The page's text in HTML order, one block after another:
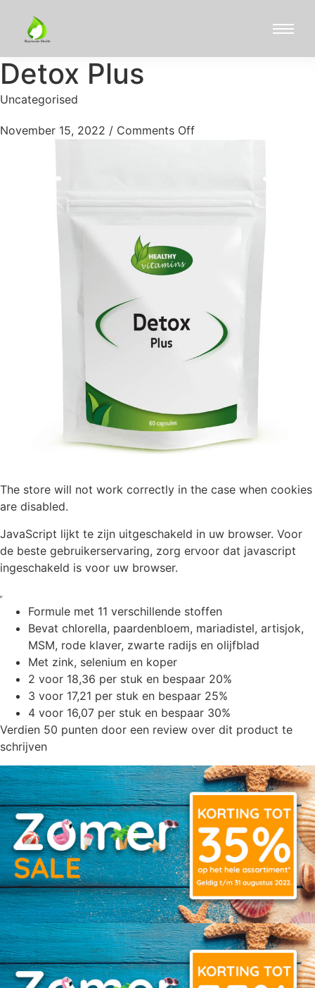
Detox Plus
Uncategorised
November 15, 2022 / Comments Off
The store will not work correctly in the case when cookies
are disabled.
JavaScript lijkt te zijn uitgeschakeld in uw browser. Voor
de beste gebruikerservaring, zorg ervoor dat javascript
ingeschakeld is voor uw browser.
Formule met 11 verschillende stoffen
Bevat chlorella, paardenbloem, mariadistel, artisjok,
MSM, rode klaver, zwarte radijs en olijfblad
Met zink, selenium en koper
2 voor 18,36 per stuk en bespaar 20%
3 voor 17,21 per stuk en bespaar 25%
4 voor 16,07 per stuk en bespaar 30%
Verdien 50 punten door een review over dit product te
schrijven